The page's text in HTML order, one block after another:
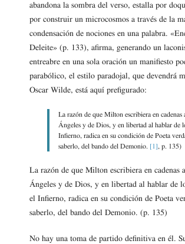
abandona la sombra del verso, estalla por
por construir un microcosmos a través de la
condensación de nociones en una palabra.
Deleite» (p. 133), afirma, generando un
entreabre en una sola oración un manifiesto
parabólico, el estilo paradojal, que devendrá
Oscar Wilde, está aquí prefigurado:
La razón de que Milton escribiera en cadenas
Ángeles y de Dios, y en libertad al hablar de
Infierno, radica en su condición de Poeta
saberlo, del bando del Demonio. [1], p. 135)
La razón de que Milton escribiera en cadenas
Ángeles y de Dios, y en libertad al hablar de
el Infierno, radica en su condición de Poeta
saberlo, del bando del Demonio. (p. 135)
No hay una toma de partido definitiva en él.